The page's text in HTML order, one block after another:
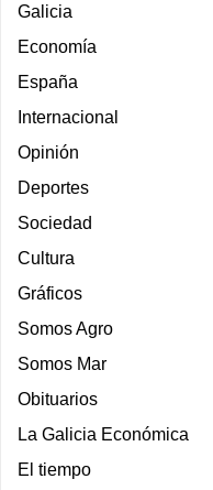
Galicia
Economía
España
Internacional
Opinión
Deportes
Sociedad
Cultura
Gráficos
Somos Agro
Somos Mar
Obituarios
La Galicia Económica
El tiempo